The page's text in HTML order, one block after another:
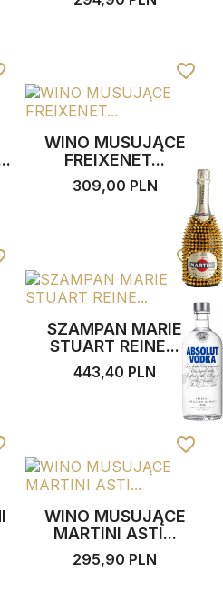
WINO MUSUJĄCE
FREIXENET...
309,00 PLN
favorite_border
SZAMPAN MARIE
STUART REINE...
443,40 PLN
favorite_border
WINO MUSUJĄCE
MARTINI ASTI...
295,90 PLN
favorite_border